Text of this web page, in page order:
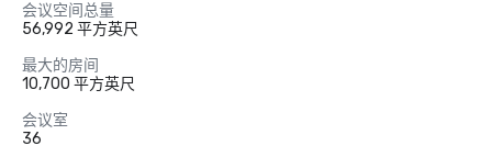
会议空间总量
56,992 平方英尺
最大的房间
10,700 平方英尺
会议室
36